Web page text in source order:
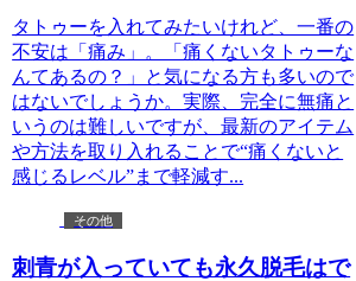
タトゥーを入れてみたいけれど、一番の
不安は「痛み」。「痛くないタトゥーな
んてあるの？」と気になる方も多いので
はないでしょうか。実際、完全に無痛と
いうのは難しいですが、最新のアイテム
や方法を取り入れることで“痛くないと
感じるレベル”まで軽減す...
その他
刺青が入っていても永久脱毛はで